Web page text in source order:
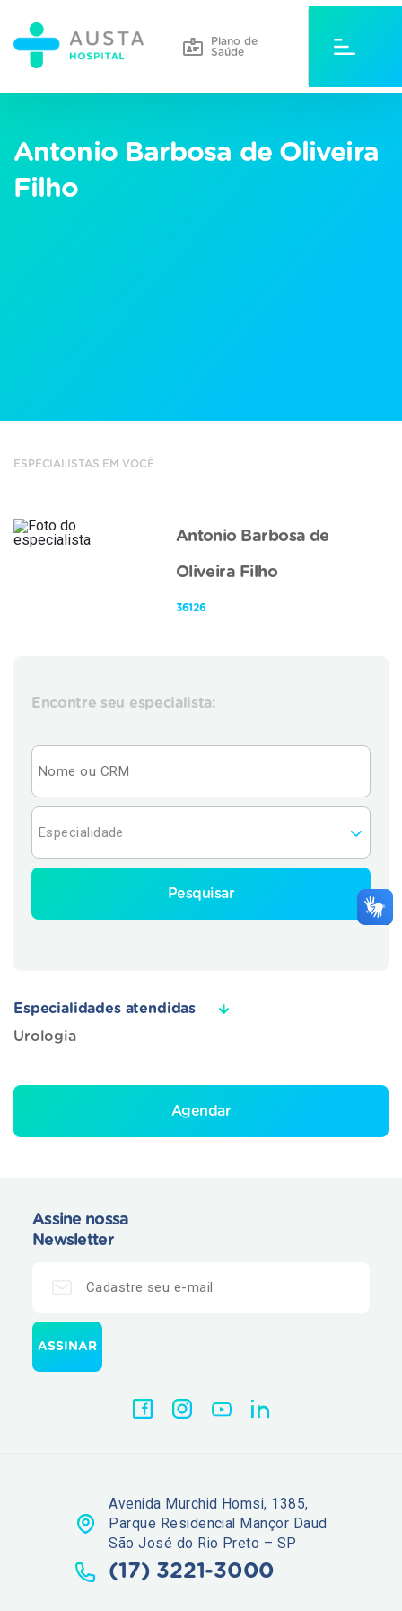
Plano de
Saúde
Antonio Barbosa de Oliveira
Filho
ESPECIALISTAS EM VOCÊ
Antonio Barbosa de
Oliveira Filho
36126
Encontre seu especialista:
Pesquisar
Especialidades atendidas
Urologia
Agendar
Assine nossa
Newsletter
Avenida Murchid Homsi, 1385,
Parque Residencial Mançor Daud
São José do Rio Preto – SP
(17) 3221-3000